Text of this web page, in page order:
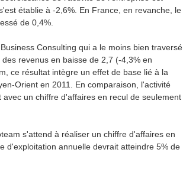
établie à -2,6%. En France, en revanche, le
de 0,4%.
Consulting qui a le moins bien traversé
revenus en baisse de 2,7 (-4,3% en
ce résultat intègre un effet de base lié à la
Orient en 2011. En comparaison, l'activité
un chiffre d'affaires en recul de seulement
s'attend à réaliser un chiffre d'affaires en
d'exploitation annuelle devrait atteindre 5% de